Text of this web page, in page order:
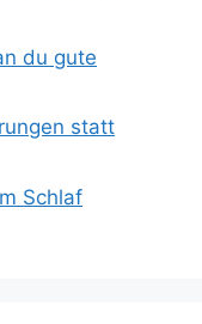
du gute
statt
Schlaf